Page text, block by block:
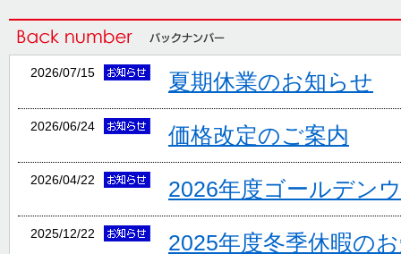
2026/07/15 夏期休業のお知らせ
2026/06/24 価格改定のご案内
2026/04/22 2026年度ゴールデン
2025/12/22 2025年度冬季休暇の